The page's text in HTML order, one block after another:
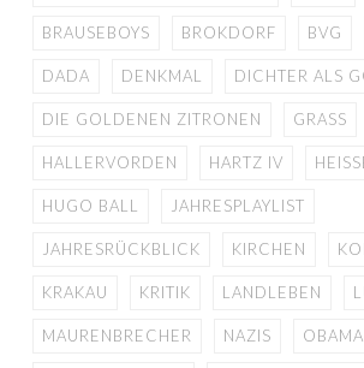
BRAUSEBOYS BROKDORF BVG
DADA DENKMAL DICHTER ALS
DIE GOLDENEN ZITRONEN GRASS
HALLERVORDEN HARTZ IV
HUGO BALL JAHRESPLAYLIST
JAHRESRÜCKBLICK KIRCHEN
KRAKAU KRITIK LANDLEBEN
MAURENBRECHER NAZIS OBAMA